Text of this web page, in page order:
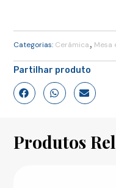
Categorias: Cerâmica, Mesa
Partilhar produto
Produtos